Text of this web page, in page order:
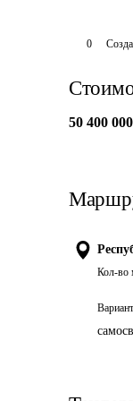
0
50 400 000
Кол-во